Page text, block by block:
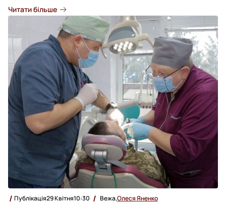
Читати більше
Публікація29 Квітня10:30 Вежа,Олеся Яненко